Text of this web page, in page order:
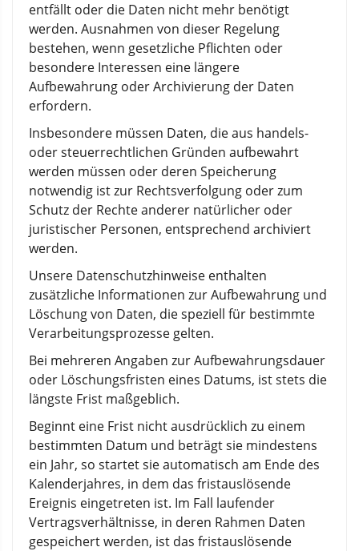
entfällt oder die Daten nicht mehr benötigt
werden. Ausnahmen von dieser Regelung
bestehen, wenn gesetzliche Pflichten oder
besondere Interessen eine längere
Aufbewahrung oder Archivierung der Daten
erfordern.
Insbesondere müssen Daten, die aus handels-
oder steuerrechtlichen Gründen aufbewahrt
werden müssen oder deren Speicherung
notwendig ist zur Rechtsverfolgung oder zum
Schutz der Rechte anderer natürlicher oder
juristischer Personen, entsprechend archiviert
werden.
Unsere Datenschutzhinweise enthalten
zusätzliche Informationen zur Aufbewahrung und
Löschung von Daten, die speziell für bestimmte
Verarbeitungsprozesse gelten.
Bei mehreren Angaben zur Aufbewahrungsdauer
oder Löschungsfristen eines Datums, ist stets die
längste Frist maßgeblich.
Beginnt eine Frist nicht ausdrücklich zu einem
bestimmten Datum und beträgt sie mindestens
ein Jahr, so startet sie automatisch am Ende des
Kalenderjahres, in dem das fristauslösende
Ereignis eingetreten ist. Im Fall laufender
Vertragsverhältnisse, in deren Rahmen Daten
gespeichert werden, ist das fristauslösende